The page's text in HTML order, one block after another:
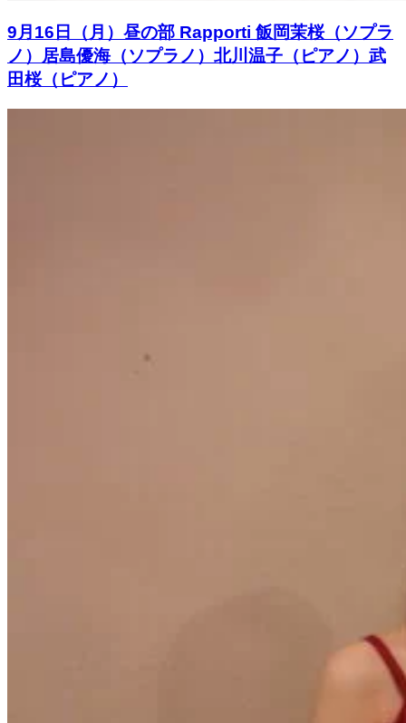
9月16日（月）昼の部 Rapporti 飯岡茉桜（ソプラ
ノ）居島優海（ソプラノ）北川温子（ピアノ）武
田桜（ピアノ）